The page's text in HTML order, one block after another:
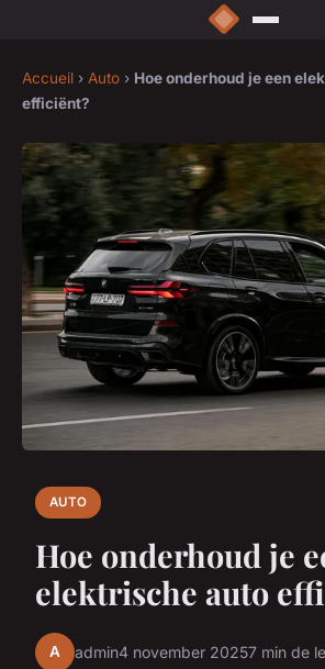
Accueil › Auto › Hoe onderhoud je een
efficiënt?
AUTO
Hoe onderhoud je
elektrische auto
A admin4 november 20257 min de